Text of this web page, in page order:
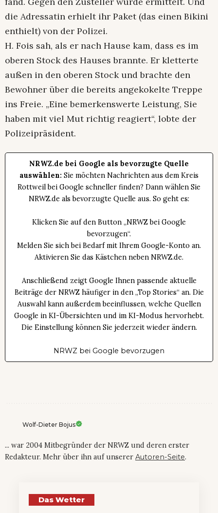
die Adressatin erhielt ihr Paket (das einen Bikini
enthielt) von der Polizei.
H. Fois sah, als er nach Hause kam, dass es im
oberen Stock des Hauses brannte. Er kletterte
außen in den oberen Stock und brachte den
Bewohner über die bereits angekokelte Treppe
ins Freie. „Eine bemerkenswerte Leistung, Sie
haben mit viel Mut richtig reagiert“, lobte der
Polizeipräsident.
NRWZ.de bei Google als bevorzugte Quelle
auswählen: Sie möchten Nachrichten aus dem Kreis
Rottweil bei Google schneller finden? Dann wählen Sie
NRWZ.de als bevorzugte Quelle aus. So geht es:
Klicken Sie auf den Button „NRWZ bei Google
bevorzugen“.
Melden Sie sich bei Bedarf mit Ihrem Google-Konto an.
Aktivieren Sie das Kästchen neben NRWZ.de.
Anschließend zeigt Google Ihnen passende aktuelle
Beiträge der NRWZ häufiger in den „Top Stories“ an. Die
Auswahl kann außerdem beeinflussen, welche Quellen
Google in KI-Übersichten und im KI-Modus hervorhebt.
Die Einstellung können Sie jederzeit wieder ändern.
NRWZ bei Google bevorzugen
Wolf-Dieter Bojus
... war 2004 Mitbegründer der NRWZ und deren erster
Redakteur. Mehr über ihn auf unserer Autoren-Seite.
Das Wetter